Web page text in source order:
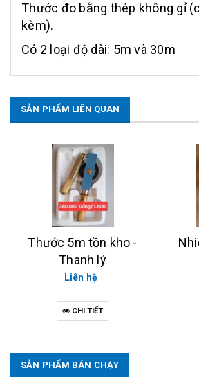
Thước đo bằng thép không gỉ
kèm).
Có 2 loại độ dài: 5m và 30m
SẢN PHẨM LIÊN QUAN
Thước 5m tồn kho -
Thanh lý
Liên hệ
CHI TIẾT
SẢN PHẨM BÁN CHẠY